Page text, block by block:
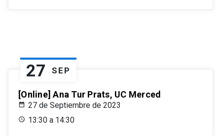
27 SEP
[Online] Ana Tur Prats, UC Merced
27 de Septiembre de 2023
13:30 a 14:30